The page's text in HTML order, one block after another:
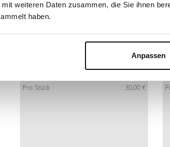
weiteren Daten zusammen, die Sie ihnen
haben.
Anpassen
Pro Stück
30,00 €